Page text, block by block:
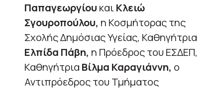
Παπαγεωργίου και Κλειώ
Σγουροπούλου, η Κοσμήτορας της
Σχολής Δημόσιας Υγείας, Καθηγήτρια
Ελπίδα Πάβη, η Πρόεδρος του ΕΣΔΕΠ,
Καθηγήτρια Βίλμα Καραγιάννη, ο
Αντιπρόεδρος του Τμήματος